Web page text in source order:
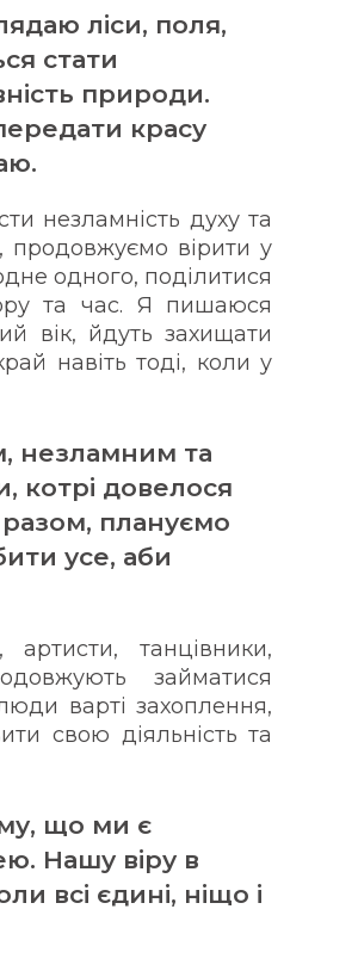
ліси, поля,
стати
природи.
красу
незламність духу та
продовжуємо вірити у
одного, поділитися
та час. Я пишаюся
вік, йдуть захищати
навіть тоді, коли у
незламним та
котрі довелося
плануємо
усе, аби
танцівники,
займатися
варті захоплення,
свою діяльність та
що ми є
Нашу віру в
всі єдині, ніщо і